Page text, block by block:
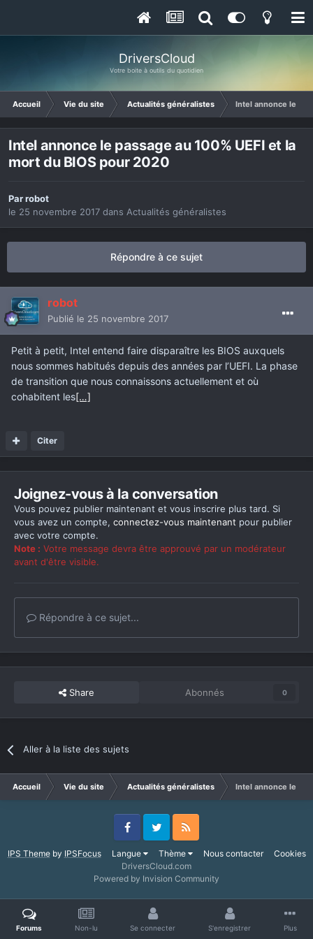
DriversCloud
Votre boite à outils du quotidien
Accueil Vie du site Actualités généralistes Intel annonce le
Intel annonce le passage au 100% UEFI et la
mort du BIOS pour 2020
Parrobot
le 25 novembre 2017 dans Actualités généralistes
Répondre à ce sujet
robot
Publié le 25 novembre 2017
Petit à petit, Intel entend faire disparaître les BIOS auxquels
nous sommes habitués depuis des années par l’UEFI. La phase
de transition que nous connaissons actuellement et où
cohabitent les[…]
Citer
Joignez-vous à la conversation
Vous pouvez publier maintenant et vous inscrire plus tard. Si
vous avez un compte, connectez-vous maintenant pour publier
avec votre compte.
Note : Votre message devra être approuvé par un modérateur
avant d'être visible.
Répondre à ce sujet...
Share Abonnés 0
Aller à la liste des sujets
Accueil Vie du site Actualités généralistes Intel annonce le
IPS Themeby IPSFocus Langue Thème Nous contacter Cookies
FacebookTwitter RSS
DriversCloud.com
Powered by Invision Community
Forums Non-lu Se connecter S'enregistrer Plus